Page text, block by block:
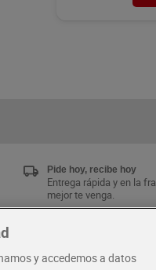
Pide hoy, recibe hoy
Entrega rápida y en la
mejor te venga.
Disfruta las ventajas y
y accedemos a datos